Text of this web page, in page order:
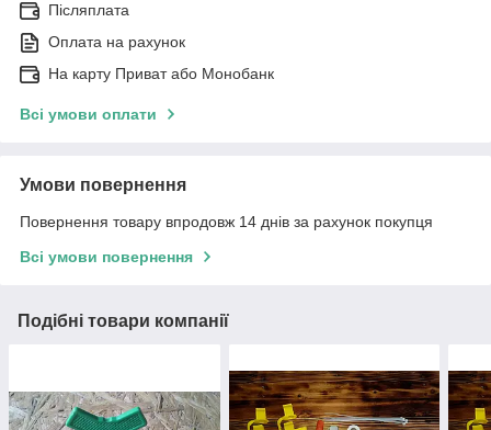
Післяплата
Оплата на рахунок
На карту Приват або Монобанк
Всі умови оплати
Умови повернення
Повернення товару впродовж 14 днів за рахунок покупця
Всі умови повернення
Подібні товари компанії